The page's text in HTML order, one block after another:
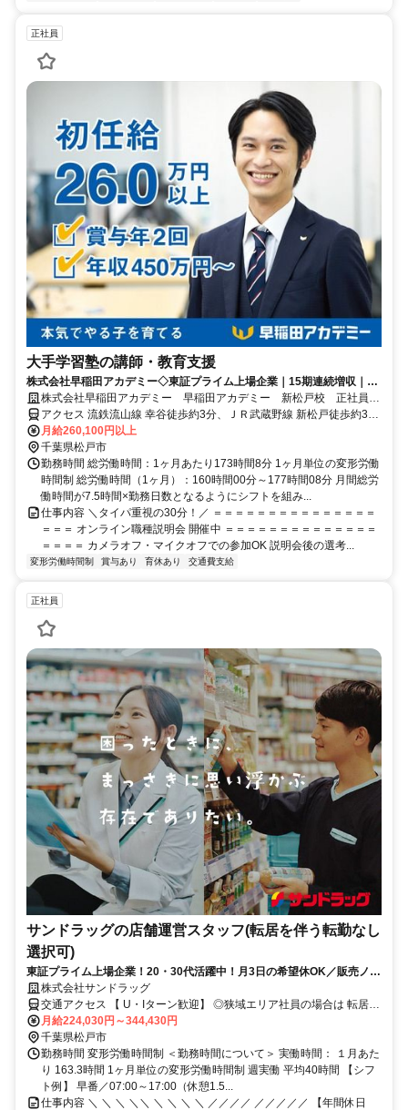
正社員
大手学習塾の講師・教育支援
株式会社早稲田アカデミー◇東証プライム上場企業｜15期連続増収｜本
気でやる子を育てる
株式会社早稲田アカデミー 早稲田アカデミー 新松戸校 正社員
(講師職)
アクセス 流鉄流山線 幸谷徒歩約3分、ＪＲ武蔵野線 新松戸徒歩約3
分、ＪＲ常磐線/東京メトロ千代田線 新松戸徒歩約3分
月給260,100円以上
千葉県松戸市
勤務時間 総労働時間：1ヶ月あたり173時間8分 1ヶ月単位の変形労働
時間制 総労働時間（1ヶ月）：160時間00分～177時間08分 月間総労
働時間が7.5時間×勤務日数となるようにシフトを組み...
仕事内容 ＼タイパ重視の30分！／ ＝＝＝＝＝＝＝＝＝＝＝＝＝＝＝
＝＝＝ オンライン職種説明会 開催中 ＝＝＝＝＝＝＝＝＝＝＝＝＝＝
＝＝＝＝ カメラオフ・マイクオフでの参加OK 説明会後の選考...
変形労働時間制 賞与あり 育休あり 交通費支給
正社員
サンドラッグの店舗運営スタッフ(転居を伴う転勤なし
選択可)
東証プライム上場企業！20・30代活躍中！月3日の希望休OK／販売ノル
マなし／年収例32歳SV816万円／販促企画～商品管理など店舗運営がメ
インの仕事
株式会社サンドラッグ
交通アクセス 【 U・Iターン歓迎】 ◎狭域エリア社員の場合は 転居を
伴う転勤はありません。 ◎マイカー通勤OK
月給224,030円～344,430円
千葉県松戸市
勤務時間 変形労働時間制 ＜勤務時間について＞ 実働時間： １月あた
り 163.3時間 1ヶ月単位の変形労働時間制 週実働 平均40時間 【シフ
ト例】 早番／07:00～17:00（休憩1.5...
仕事内容 ＼ ＼ ＼ ＼＼ ＼ ＼ ＼ ＼ ／／／／ ／／／／／ 【年間休日